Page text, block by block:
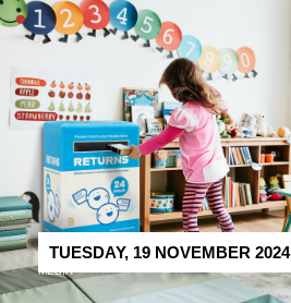
TUESDAY, 19 NOVEMBER 2024
MEDIA